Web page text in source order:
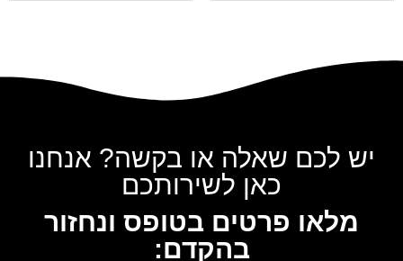
יש לכם שאלה או בקשה? אנחנו
כאן לשירותכם
מלאו פרטים בטופס ונחזור
בהקדם: